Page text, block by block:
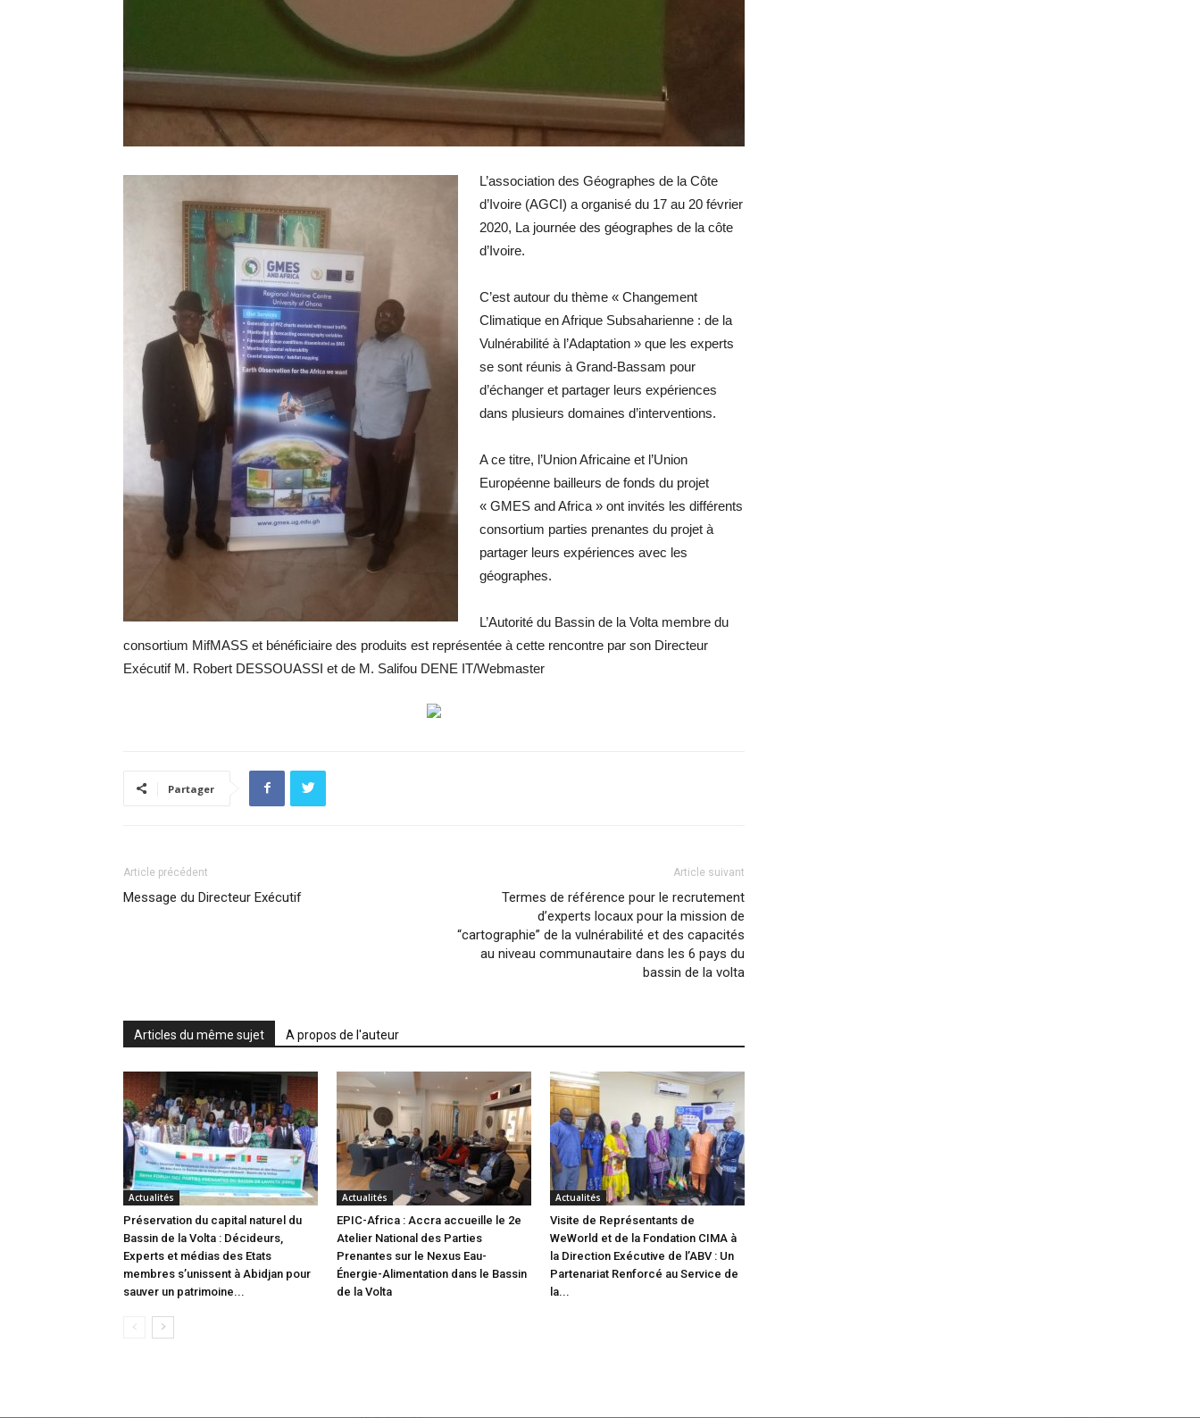
L’association des Géographes de la Côte
d’Ivoire (AGCI) a organisé du 17 au 20 février
2020, La journée des géographes de la côte
d’Ivoire.
C’est autour du thème « Changement
Climatique en Afrique Subsaharienne : de la
Vulnérabilité à l’Adaptation » que les experts
se sont réunis à Grand-Bassam pour
d’échanger et partager leurs expériences
dans plusieurs domaines d’interventions.
A ce titre, l’Union Africaine et l’Union
Européenne bailleurs de fonds du projet
« GMES and Africa » ont invités les différents
consortium parties prenantes du projet à
partager leurs expériences avec les
géographes.
L’Autorité du Bassin de la Volta membre du
consortium MifMASS et bénéficiaire des produits est représentée à cette rencontre par son Directeur
Exécutif M. Robert DESSOUASSI et de M. Salifou DENE IT/Webmaster
Partager
Article précédent
Message du Directeur Exécutif
Article suivant
Termes de référence pour le recrutement
d’experts locaux pour la mission de
“cartographie” de la vulnérabilité et des capacités
au niveau communautaire dans les 6 pays du
bassin de la volta
Articles du même sujet A propos de l'auteur
Actualités
Préservation du capital naturel du
Bassin de la Volta : Décideurs,
Experts et médias des Etats
membres s’unissent à Abidjan pour
sauver un patrimoine...
Actualités
EPIC-Africa : Accra accueille le 2e
Atelier National des Parties
Prenantes sur le Nexus Eau-
Énergie-Alimentation dans le Bassin
de la Volta
Actualités
Visite de Représentants de
WeWorld et de la Fondation CIMA à
la Direction Exécutive de l’ABV : Un
Partenariat Renforcé au Service de
la...